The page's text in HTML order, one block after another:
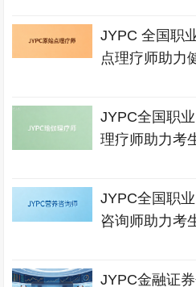
JYPC 全国职
点理疗师助力
JYPC全国职
理疗师助力考
JYPC全国职
咨询师助力考
JYPC金融证